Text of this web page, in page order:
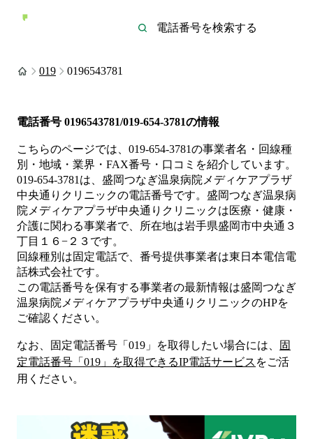
019 0196543781
電話番号 0196543781/019-654-3781の情報
こちらのページでは、 019-654-3781の事業者名・回線種
別・地域・業界・FAX番号・口コミを紹介しています。
019-654-3781 は、 盛岡つなぎ温泉病院メディケアプラザ
中央通りクリニックの電話番号です。 盛岡つなぎ温泉病
院メディケアプラザ中央通りクリニックは医療・健康・
介護に関わる事業者で、所在地は岩手県盛岡市中央通３
丁目１６−２３ です。
回線種別は固定電話で、番号提供事業者は東日本電信電
話株式会社です。
この電話番号を保有する事業者の最新情報は盛岡つなぎ
温泉病院メディケアプラザ中央通りクリニックのHPを
ご確認ください。
なお、固定電話番号「 019 」を取得したい場合には、
固
定電話番号「 019 」を取得できるIP電話サービス をご活
用ください。